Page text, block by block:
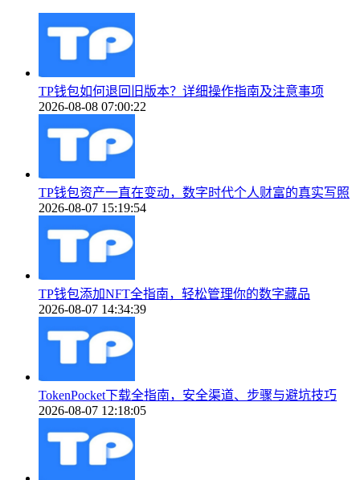
TP钱包如何退回旧版本？详细操作指南及注意事项
2026-08-08 07:00:22
TP钱包资产一直在变动，数字时代个人财富的真实写照
2026-08-07 15:19:54
TP钱包添加NFT全指南，轻松管理你的数字藏品
2026-08-07 14:34:39
TokenPocket下载全指南，安全渠道、步骤与避坑技巧
2026-08-07 12:18:05